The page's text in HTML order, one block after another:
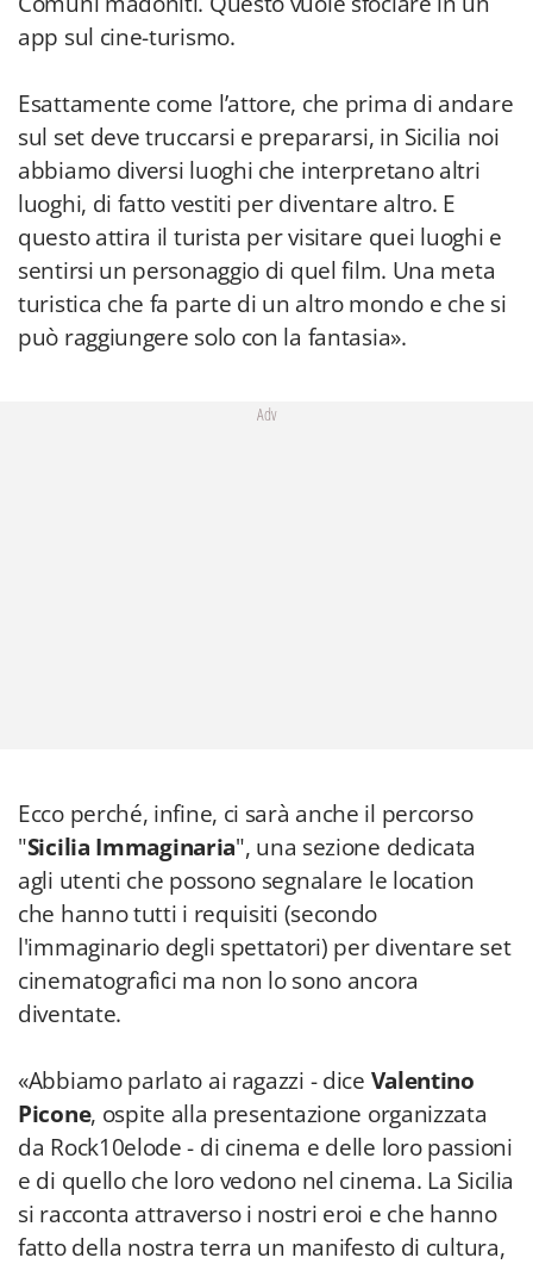
app sul cine-turismo.
Esattamente come l’attore, che prima di andare
sul set deve truccarsi e prepararsi, in Sicilia noi
abbiamo diversi luoghi che interpretano altri
luoghi, di fatto vestiti per diventare altro. E
questo attira il turista per visitare quei luoghi e
sentirsi un personaggio di quel film. Una meta
turistica che fa parte di un altro mondo e che si
può raggiungere solo con la fantasia».
Adv
Ecco perché, infine, ci sarà anche il percorso
"Sicilia Immaginaria", una sezione dedicata
agli utenti che possono segnalare le location
che hanno tutti i requisiti (secondo
l'immaginario degli spettatori) per diventare set
cinematografici ma non lo sono ancora
diventate.
«Abbiamo parlato ai ragazzi - dice Valentino
Picone, ospite alla presentazione organizzata
da Rock10elode - di cinema e delle loro passioni
e di quello che loro vedono nel cinema. La Sicilia
si racconta attraverso i nostri eroi e che hanno
fatto della nostra terra un manifesto di cultura,